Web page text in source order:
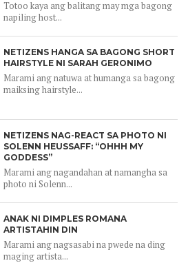
Totoo kaya ang balitang may mga bagong
napiling host...
NETIZENS HANGA SA BAGONG SHORT
HAIRSTYLE NI SARAH GERONIMO
Marami ang natuwa at humanga sa bagong
maiksing hairstyle...
NETIZENS NAG-REACT SA PHOTO NI
SOLENN HEUSSAFF: “OHHH MY
GODDESS”
Marami ang nagandahan at namangha sa
photo ni Solenn...
ANAK NI DIMPLES ROMANA
ARTISTAHIN DIN
Marami ang nagsasabi na pwede na ding
maging artista...